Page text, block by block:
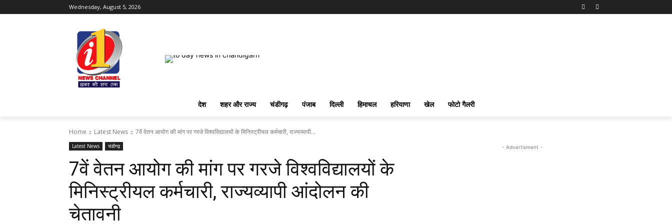
Wednesday, August 5, 2026
देश शहर और राज्य चंडीगढ़ पंजाब दिल्ली हिमाचल हरियाणा खेल फोटो गैलरी
Home Latest News 7वें वेतन आयोग की मांग पर गरजे विश्वविद्यालयों के मिनिस्ट्रीयल कर्मचारी, राज्यव्यापी...
Latest News चंडीगढ़
7वें वेतन आयोग की मांग पर गरजे विश्वविद्यालयों के
मिनिस्ट्रीयल कर्मचारी, राज्यव्यापी आंदोलन की
चेतावनी
- Advertisment -